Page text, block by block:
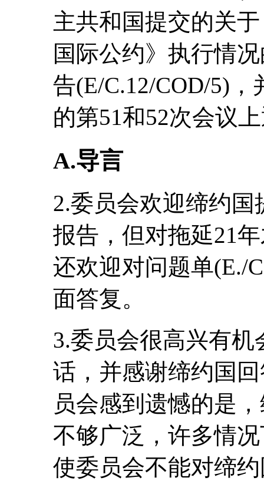
主共和国提交的关
国际公约》执行情
告(E/C.12/COD/5)，
的第51和52次会议
A.导言
2.委员会欢迎缔约
报告，但对拖延21
还欢迎对问题单(E./
面答复。
3.委员会很高兴有
话，并感谢缔约国
员会感到遗憾的是
不够广泛，许多情
使委员会不能对缔